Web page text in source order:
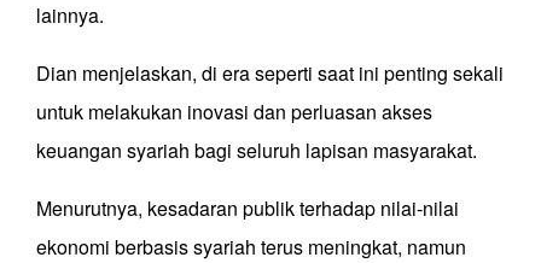
lainnya.
Dian menjelaskan, di era seperti saat ini penting sekali
untuk melakukan inovasi dan perluasan akses
keuangan syariah bagi seluruh lapisan masyarakat.
Menurutnya, kesadaran publik terhadap nilai-nilai
ekonomi berbasis syariah terus meningkat, namun